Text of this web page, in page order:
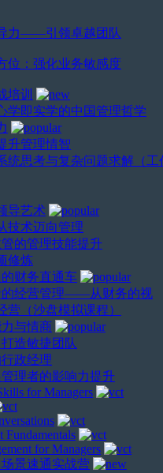
力——引领卓越团队
位：强化业务敏感度
培训
学即实学的中国管理哲学
升管理情智
统思考与复杂问题求解（工
导艺术
技术迈向管理
的管理技能提升
修炼
财务直通车
的经营管理——从财务的视
营（沙盘模拟课程）
与情商
造敏捷团队
政经理
理者的影响力提升
for Managers
Fundamentals
for Managers
景速通实战营